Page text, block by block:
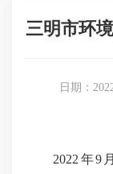
三明市环
日期：
2022年9